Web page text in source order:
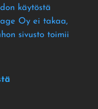
käytöstä
Oy ei takaa,
sivusto toimii